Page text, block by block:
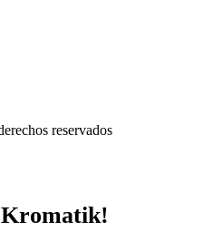
reservados
Kromatik!